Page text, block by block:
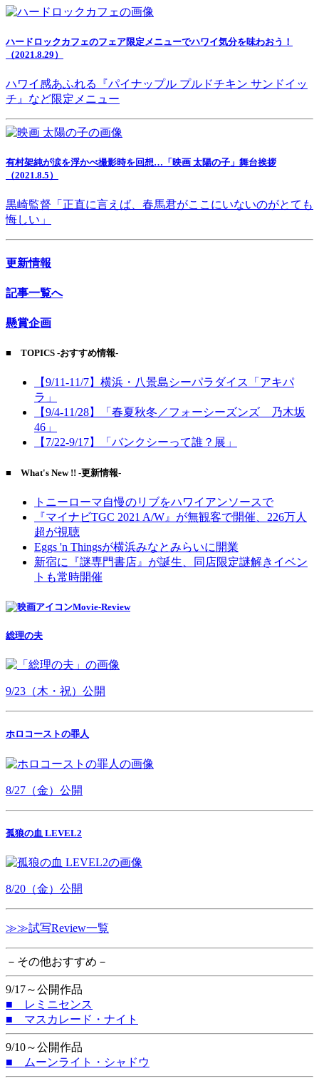
ハードロックカフェのフェア限定メニューでハワイ気分を味わおう！
（2021.8.29）
ハワイ感あふれる『パイナップル プルドチキン サンドイッ
チ』など限定メニュー
有村架純が涙を浮かべ撮影時を回想…「映画 太陽の子」舞台挨拶
（2021.8.5）
黒崎監督「正直に言えば、春馬君がここにいないのがとても
悔しい」
更新情報
記事一覧へ
懸賞企画
■ TOPICS -おすすめ情報-
【9/11-11/7】横浜・八景島シーパラダイス「アキパ
ラ」
【9/4-11/28】「春夏秋冬／フォーシーズンズ 乃木坂
46」
【7/22-9/17】「バンクシーって誰？展」
■ What's New !! -更新情報-
トニーローマ自慢のリブをハワイアンソースで
『マイナビTGC 2021 A/W』が無観客で開催、226万人
超が視聴
Eggs 'n Thingsが横浜みなとみらいに開業
新宿に『謎専門書店』が誕生、同店限定謎解きイベン
トも常時開催
Movie-Review
総理の夫
9/23（木・祝）公開
ホロコーストの罪人
8/27（金）公開
孤狼の血 LEVEL2
8/20（金）公開
≫≫試写Review一覧
－その他おすすめ－
9/17～公開作品
■ レミニセンス
■ マスカレード・ナイト
9/10～公開作品
■ ムーンライト・シャドウ